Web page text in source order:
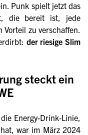
Punk spielt jetzt das
die bereit ist, jede
zu verschaffen.
der riesige Slim
steckt ein
die Energy-Drink-Linie,
war im März 2024